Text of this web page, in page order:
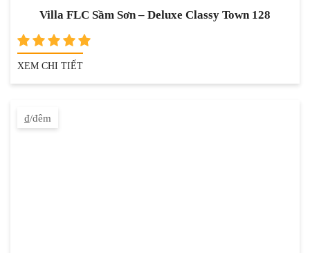
Villa FLC Sầm Sơn – Deluxe Classy Town 128
XEM CHI TIẾT
₫/đêm